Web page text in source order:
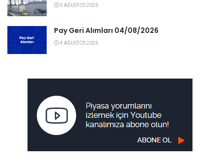
5 AĞUSTOS 2026
Pay Geri Alımları 04/08/2026
4 AĞUSTOS 2026